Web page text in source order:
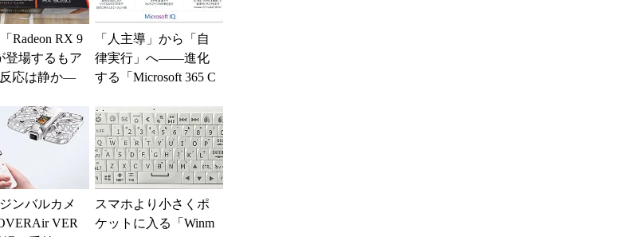
Radeon RX 9
登場するもア
応は静か―
「人主導」から「自
律実行」へ――進化
する「Microsoft 365 C
ー...
ンバルカメ
VER
スマホより小さくポ
ケットに入る「Winm